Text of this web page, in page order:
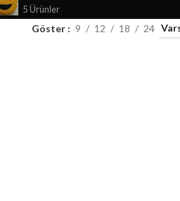
5 Ürünler
Göster 9 12 18 24